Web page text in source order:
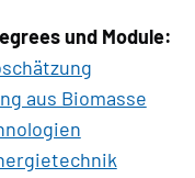
und Module:
aus Biomasse